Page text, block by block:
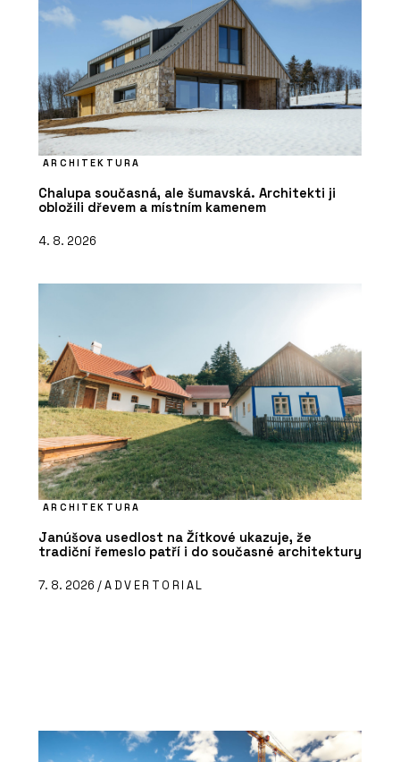
ARCHITEKTURA
Chalupa současná, ale šumavská. Architekti ji
obložili dřevem a místním kamenem
4. 8. 2026
ARCHITEKTURA
Janúšova usedlost na Žítkové ukazuje, že
tradiční řemeslo patří i do současné architektury
7. 8. 2026 /ADVERTORIAL